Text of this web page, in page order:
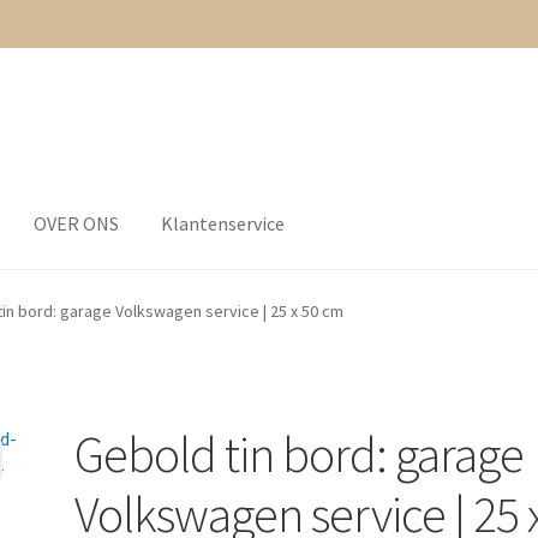
OVER ONS Klantenservice
Bestellen Betaling OK Contact
mogelijkheden
bord: garage Volkswagen service | 25 x 50 cm
Gebold tin bord: garage
Volkswagen service | 25